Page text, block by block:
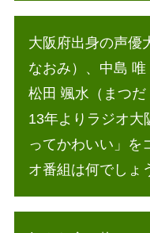
大阪府出身の声優
なおみ）、中島 唯
松田 颯水（まつ
13年よりラジオ大
ってかわいい」を
オ番組は何でしょ